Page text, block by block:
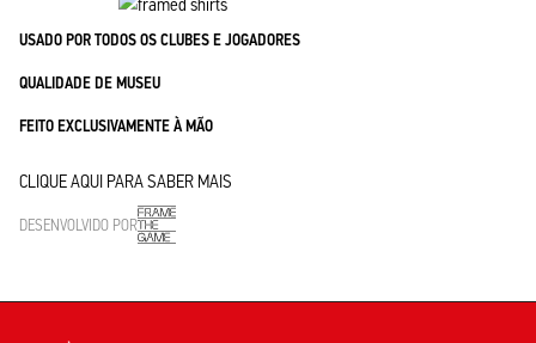
USADO POR TODOS OS CLUBES E JOGADORES
QUALIDADE DE MUSEU
FEITO EXCLUSIVAMENTE À MÃO
CLIQUE AQUI PARA SABER MAIS
DESENVOLVIDO POR